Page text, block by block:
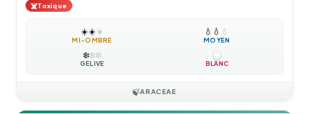
☠️Toxique
☀️☀️☀️
MI-OMBRE
💧 💧 💧
MOYEN
❄️❄️❄️
GÉLIVE BLANC
🍃ARACEAE